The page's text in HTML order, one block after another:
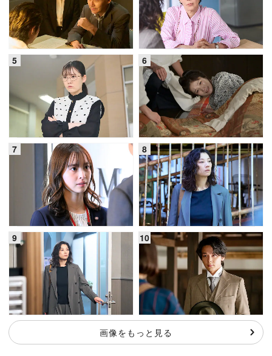
画像をもっと見る